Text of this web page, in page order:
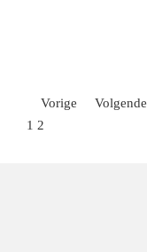
Vorige
Volgende
1 2